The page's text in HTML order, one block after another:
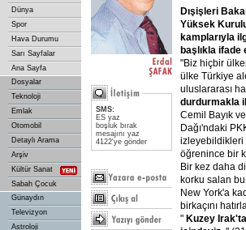
Dünya
Spor
Hava Durumu
Sarı Sayfalar
Ana Sayfa
Dosyalar
Teknoloji
Emlak
Otomobil
Detaylı Arama
Arşiv
Kültür Sanat
Sabah Çocuk
Günaydın
Televizyon
Astroloji
SMS:
ES yaz
boşluk bırak
mesajını yaz
4122'ye gönder
Dışişleri
Yüksek
kamplarıyla
başlıkla ifade
"Biz hiçbir
ülke Türkiye
uluslararası
durdurmakla
Cemil Bayık
Dağı'ndaki
izleyebildikleri
öğrenince bir
Bir kez daha
korku salan bu
New York'a
birkaçını
" Kuzey